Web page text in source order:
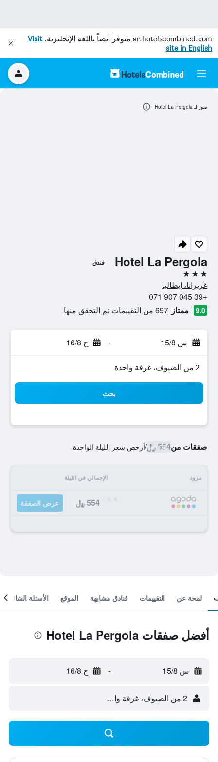
ar.hotelscombined.com متوفر أيضاً باللغة الإنجليزية.Visit
site in English
Hotel La Pergola فندق
3 نجوم
غريزانا، إيطاليا
+39 045 907 071
9.0 ممتاز 697 من التقييمات تم التحقق منها
س 15/8 - ح 16/8
2 من الضيوف، غرفة واحدة
بحث
صفقات من554 ﷼ /أرخص سعر الليلة الواحدة
مزود الإجمالي في الليلة
554 ﷼ عرض الصفقة
صور لـ Hotel La Pergola
لمحة عن التقييمات فنادق مشابهة الموقع الأسئلة الشائعة
أفضل صفقات Hotel La Pergola
س 15/8 - ح 16/8
2 من الضيوف، غرفة واحدة